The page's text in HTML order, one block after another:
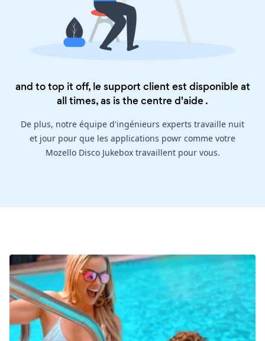
and to top it off, le support client est disponible at
all times, as is thecentre d'aide.
De plus, notre équipe d'ingénieurs experts travaille nuit
et jour pour que les applications powr comme votre
Mozello Disco Jukebox travaillent pour vous.